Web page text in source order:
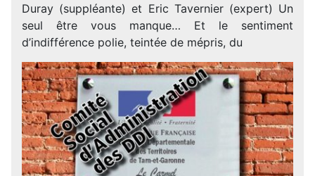
Duray (suppléante) et Eric Tavernier (expert) Un
seul être vous manque… Et le sentiment
d’indifférence polie, teintée de mépris, du